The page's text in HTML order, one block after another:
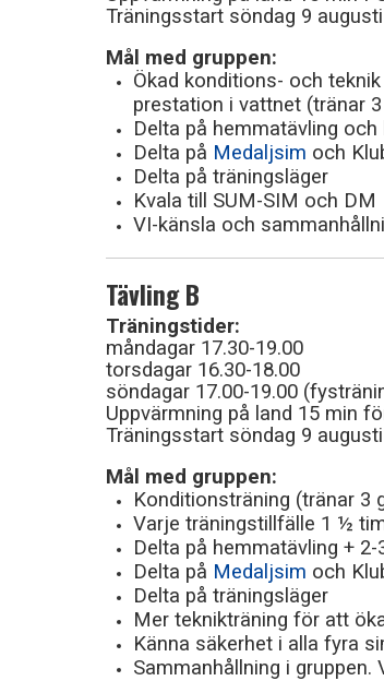
Träningsstart söndag 9
Mål med gruppen:
Ökad konditions- och
prestation i vattnet (tränar
Delta på hemmatävling
Delta på Medaljsim och
Delta på träningsläger
Kvala till SUM-SIM och DM
VI-känsla och
Tävling B
Träningstider:
måndagar 17.30-19.00
torsdagar 16.30-18.00
söndagar 17.00-19.00
Uppvärmning på land 15 min
Träningsstart söndag 9
Mål med gruppen:
Konditionsträning (tränar 3
Varje träningstillfälle 1 ½
Delta på hemmatävling +
Delta på Medaljsim och
Delta på träningsläger
Mer teknikträning för att
Känna säkerhet i alla fyra
Sammanhållning i